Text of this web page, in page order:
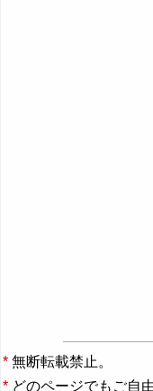
* 無断転載禁止。
* どのページでもご自